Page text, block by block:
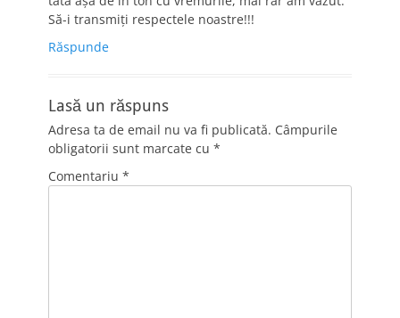
Să-i transmiţi respectele noastre!!!
Răspunde
Lasă un răspuns
Adresa ta de email nu va fi publicată. Câmpurile
obligatorii sunt marcate cu *
Comentariu *